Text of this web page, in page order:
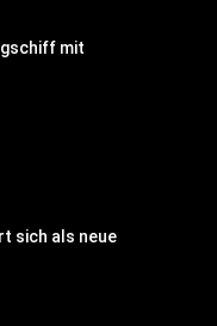
mit
sich als neue